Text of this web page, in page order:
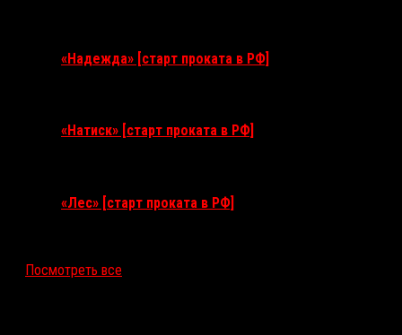
«Надежда» [старт проката в РФ]
«Натиск» [старт проката в РФ]
«Лес» [старт проката в РФ]
Посмотреть все